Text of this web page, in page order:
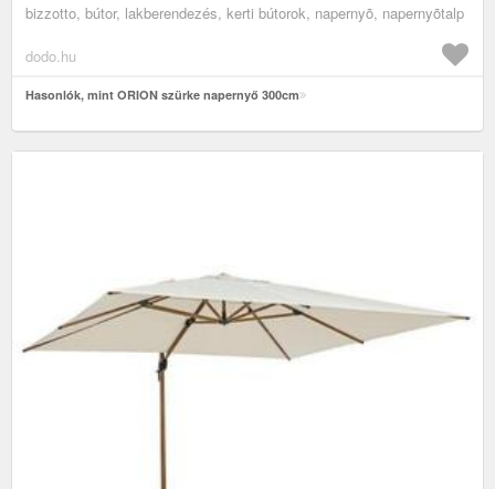
bizzotto, bútor, lakberendezés, kerti bútorok, napernyõ, napernyõtalp
dodo.hu
Hasonlók, mint ORION szürke napernyő 300cm